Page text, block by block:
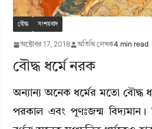
বৌদ্ধ সংশয়বাদ
অক্টোবর 17, 2018 অতিথি লেখক4 min read
বৌদ্ধ ধর্মে নরক
অন্যান্য অনেক ধর্মের মতো বৌদ্ধ
পরকাল এবং পূণঃজন্ম